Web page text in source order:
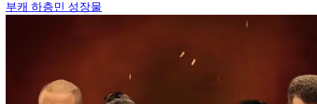
부캐 하층민 성장물